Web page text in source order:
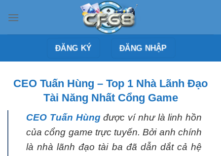
qua
ĐĂNG KÝ ĐĂNG NHẬP
CEO Tuấn Hùng – Top 1 Nhà Lãnh Đạo
Tài Năng Nhất Cổng Game
CEO Tuấn Hùngđược ví như là linh hồn
của cổng game trực tuyến. Bởi anh chính
là nhà lãnh đạo tài ba đã dẫn dắt cả hệ